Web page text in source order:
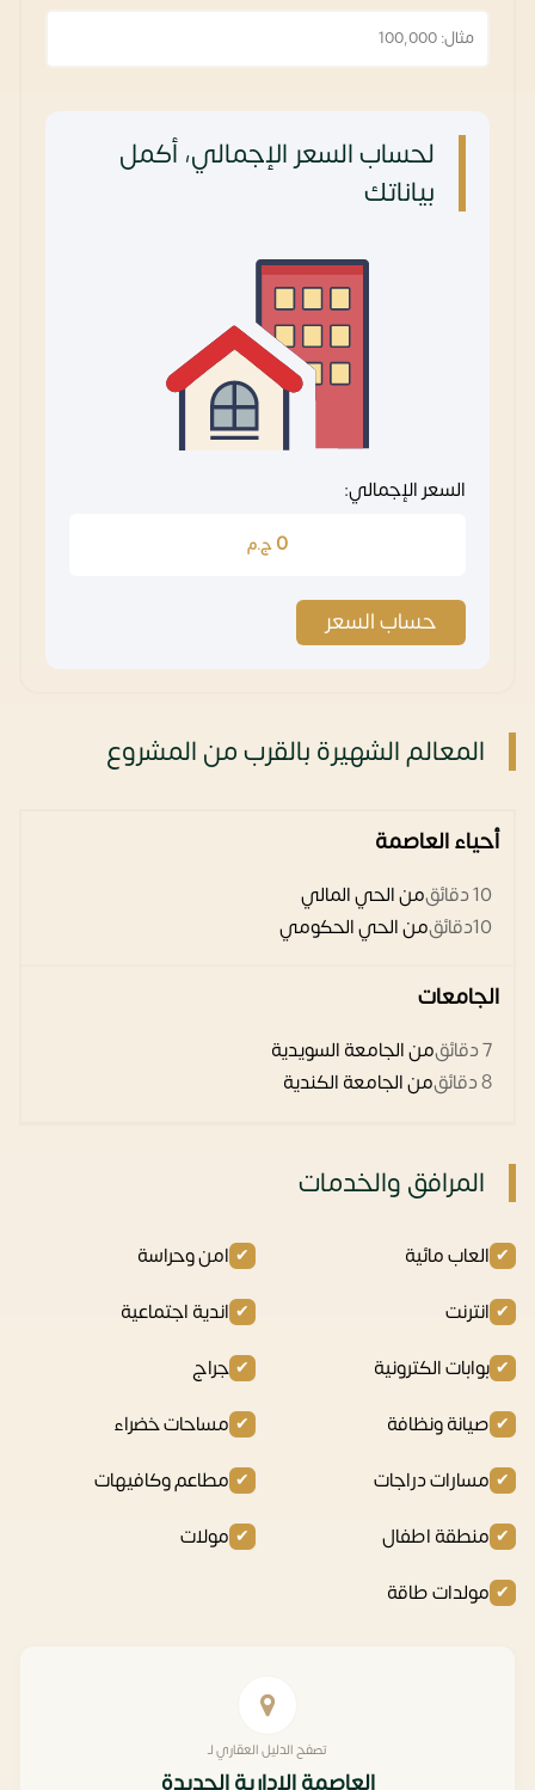
لحساب السعر الإجمالي، أكمل
بياناتك
السعر الإجمالي:
0 ج.م
حساب السعر
المعالم الشهيرة بالقرب من المشروع
أحياء العاصمة
10 دقائق
من الحي المالي
10دقائق
من الحي الحكومي
الجامعات
7 دقائق
من الجامعة السويدية
8 دقائق
من الجامعة الكندية
المرافق والخدمات
العاب مائية
امن وحراسة
انترنت
اندية اجتماعية
بوابات الكترونية
جراج
صيانة ونظافة
مساحات خضراء
مسارات دراجات
مطاعم وكافيهات
منطقة اطفال
مولات
مولدات طاقة
تصفح الدليل العقاري لـ
العاصمة الإدارية الجديدة